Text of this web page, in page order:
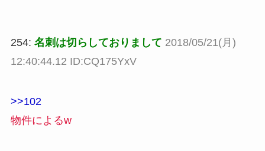
254: 名刺は切らしておりまして 2018/05/21(月)
12:40:44.12 ID:CQ175YxV
>>102
物件によるw